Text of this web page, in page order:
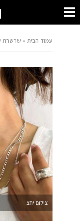
עמוד הבית » שרשרת
צילום יחצ